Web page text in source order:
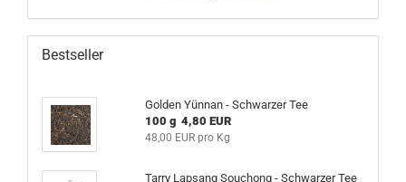
Bestseller
Golden Yünnan - Schwarzer Tee
100 g 4,80 EUR
48,00 EUR pro Kg
Tarry Lapsang Souchong - Schwarzer Tee